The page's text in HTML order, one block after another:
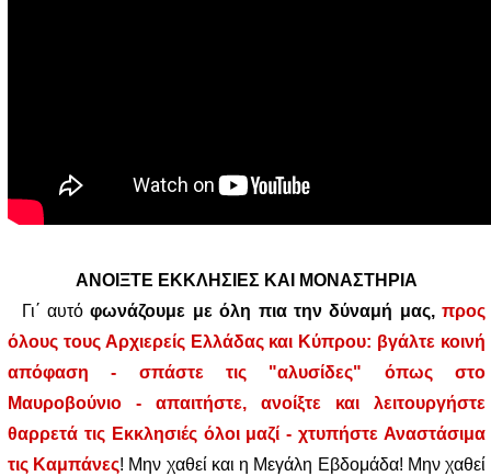
ΑΝΟΙΞΤΕ ΕΚΚΛΗΣΙΕΣ ΚΑΙ ΜΟΝΑΣΤΗΡΙΑ
Γι΄ αυτόφωνάζουμε με όλη πια την δύναμή μας,προς
όλους τους Αρχιερείς Ελλάδας και Κύπρου: βγάλτε κοινή
απόφαση - σπάστε τις "αλυσίδες" όπως στο
Μαυροβούνιο - απαιτήστε, ανοίξτε και λειτουργήστε
θαρρετά τις Εκκλησιές όλοι μαζί - χτυπήστε Αναστάσιμα
τις Καμπάνες! Μην χαθεί και η Μεγάλη Εβδομάδα! Μην χαθεί